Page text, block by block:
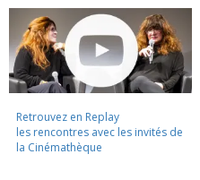
Retrouvez en Replay
les rencontres avec les invités de
la Cinémathèque